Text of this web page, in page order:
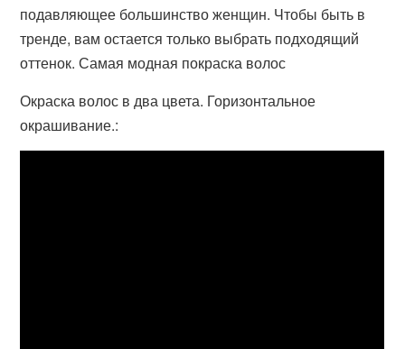
подавляющее большинство женщин. Чтобы быть в
тренде, вам остается только выбрать подходящий
оттенок. Самая модная покраска волос
Окраска волос в два цвета. Горизонтальное
окрашивание.: